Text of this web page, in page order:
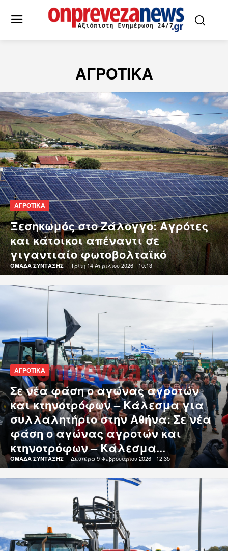
ΑΓΡΟΤΙΚΑ
ΑΓΡΟΤΙΚΑ
Ξεσηκωμός στο Ζάλογγο: Αγρότες
και κάτοικοι απέναντι σε
γιγαντιαίο φωτοβολταϊκό
ΟΜΑΔΑ ΣΥΝΤΑΞΗΣ - Τρίτη 14 Απριλίου 2026 - 10:13
ΑΓΡΟΤΙΚΑ
Σε νέα φάση ο αγώνας αγροτών
και κτηνοτρόφων – Κάλεσμα για
συλλαλητήριο στην Αθήνα: Σε νέα
φάση ο αγώνας αγροτών και
κτηνοτρόφων – Κάλεσμα...
ΟΜΑΔΑ ΣΥΝΤΑΞΗΣ - Δευτέρα 9 Φεβρουαρίου 2026 - 12:35